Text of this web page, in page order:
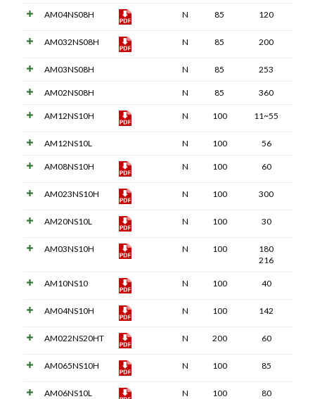
AM04NS08H N 85 120
AM032NS08H N 85 200
AM03NS08H N 85 253
AM02NS08H N 85 360
AM12NS10H N 100 11~55
AM12NS10L N 100 56
AM08NS10H N 100 60
AM023NS10H N 100 300
AM20NS10L N 100 30
AM03NS10H N 100
180
216
AM10NS10 N 100 40
AM04NS10H N 100 142
AM022NS20HT N 200 60
AM065NS10H N 100 85
AM06NS10L N 100 80